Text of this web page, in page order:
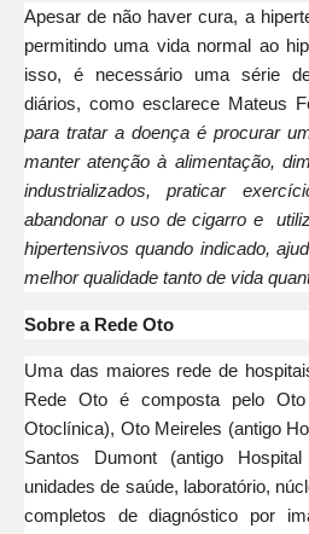
Apesar de não haver cura, a
permitindo uma vida normal ao
isso, é necessário uma série
diários, como esclarece Mateus
para tratar a doença é procurar
manter atenção à alimentação,
industrializados, praticar
abandonar o uso de cigarro e
hipertensivos quando indicado,
melhor qualidade tanto de vida
Sobre a Rede Oto
Uma das maiores rede de
Rede Oto é composta pelo Oto
Otoclínica), Oto Meireles (antigo
Santos Dumont (antigo
unidades de saúde, laboratório,
completos de diagnóstico por